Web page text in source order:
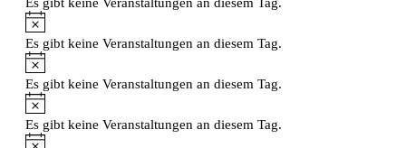
Hinweis
Es gibt keine Veranstaltungen an diesem Tag.
Hinweis
Es gibt keine Veranstaltungen an diesem Tag.
Hinweis
Es gibt keine Veranstaltungen an diesem Tag.
Hinweis